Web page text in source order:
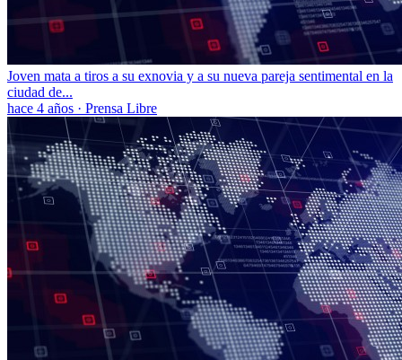
Joven mata a tiros a su exnovia y a su nueva pareja sentimental en la
ciudad de...
hace 4 años · Prensa Libre